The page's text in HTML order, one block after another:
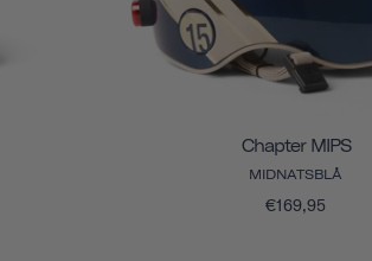
Chapter MIPS
MIDNATSBLÅ
€169,95